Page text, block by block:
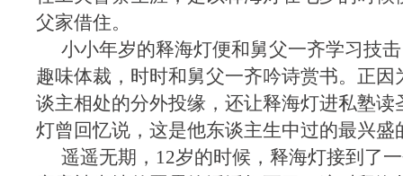
父家借住。
小小年岁的释海灯便和舅父一齐学习技
趣味体裁，时时和舅父一齐吟诗赏书。正因
谈主相处的分外投缘，还让释海灯进私塾读
灯曾回忆说，这是他东谈主生中过的最兴盛
遥遥无期，12岁的时候，释海灯接到了